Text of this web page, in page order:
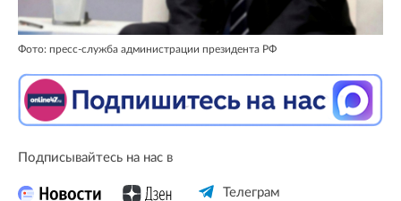
Фото: пресс-служба администрации президента РФ
Подписывайтесь на нас в
Телеграм